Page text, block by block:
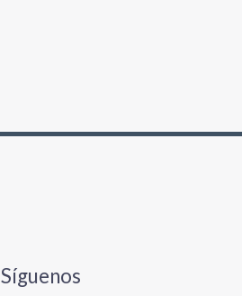
Síguenos